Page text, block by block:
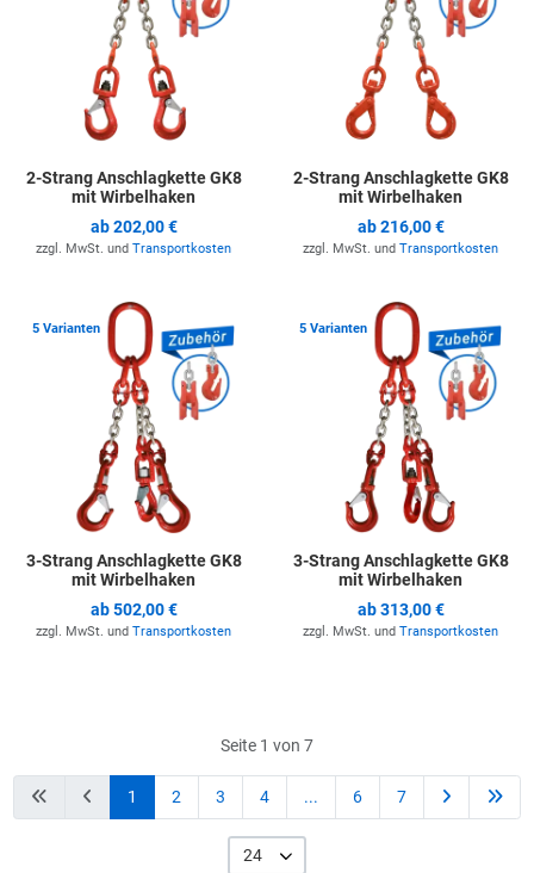
2-Strang Anschlagkette GK8
mit Wirbelhaken
ab202,00 €
zzgl. MwSt. und Transportkosten
2-Strang Anschlagkette GK8
mit Wirbelhaken
ab216,00 €
zzgl. MwSt. und Transportkosten
5 Varianten Zur Merkliste hinzufügen
3-Strang Anschlagkette GK8
mit Wirbelhaken
ab502,00 €
zzgl. MwSt. und Transportkosten
5 Varianten
3-Strang Anschlagkette GK8
mit Wirbelhaken
ab313,00 €
zzgl. MwSt. und Transportkosten
Seite 1 von 7
1 2 3 4 ... 6 7
24